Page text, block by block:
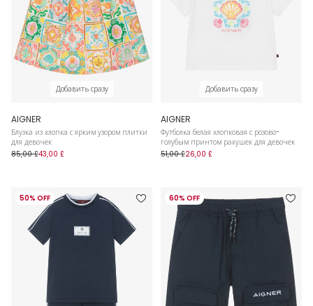
Добавить сразу
AIGNER
Блузка из хлопка с ярким узором плитки
для девочек
85,00 £43,00 £
Добавить сразу
AIGNER
Футболка белая хлопковая с розово-
голубым принтом ракушек для девочек
51,00 £26,00 £
50% OFF 60% OFF